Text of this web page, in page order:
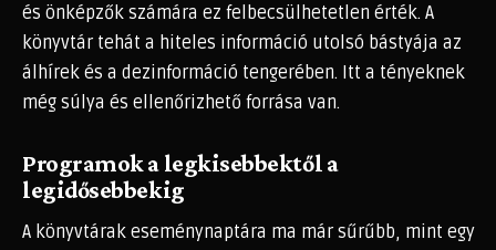
és önképzők számára ez felbecsülhetetlen érték. A
könyvtár tehát a hiteles információ utolsó bástyája az
álhírek és a dezinformáció tengerében. Itt a tényeknek
még súlya és ellenőrizhető forrása van.
Programok a legkisebbektől a
legidősebbekig
A könyvtárak eseménynaptára ma már sűrűbb, mint egy